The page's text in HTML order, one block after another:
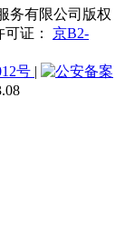
务有限公司版权
证： 京B2-
号 |